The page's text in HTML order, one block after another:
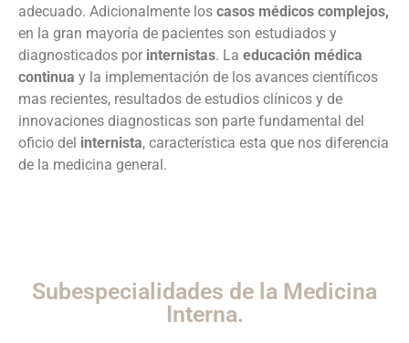
adecuado. Adicionalmente los casos médicos complejos,
en la gran mayoría de pacientes son estudiados y
diagnosticados por internistas. La educación médica
continua y la implementación de los avances científicos
mas recientes, resultados de estudios clínicos y de
innovaciones diagnosticas son parte fundamental del
oficio del internista, característica esta que nos diferencia
de la medicina general.
Subespecialidades de la Medicina
Interna.